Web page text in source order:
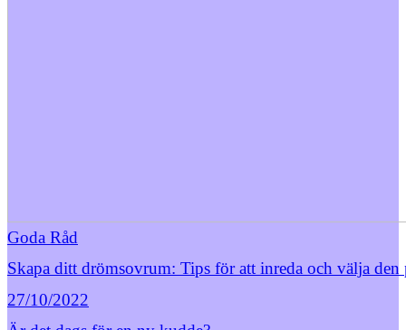
Goda Råd
Skapa ditt drömsovrum: Tips för att inreda och välja den
27/10/2022